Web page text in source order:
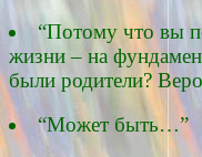
“Потому что вы
жизни – на
были родители?
“Может быть…”